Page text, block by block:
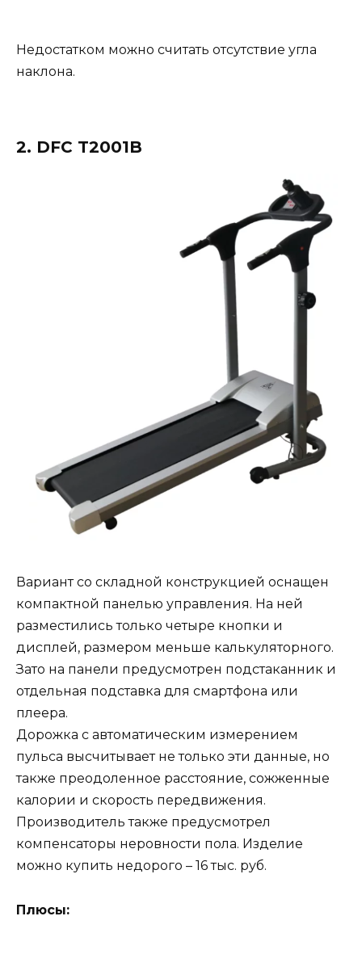
Недостатком можно считать отсутствие угла
наклона.
2. DFC T2001B
Вариант со складной конструкцией оснащен
компактной панелью управления. На ней
разместились только четыре кнопки и
дисплей, размером меньше калькуляторного.
Зато на панели предусмотрен подстаканник и
отдельная подставка для смартфона или
плеера.
Дорожка с автоматическим измерением
пульса высчитывает не только эти данные, но
также преодоленное расстояние, сожженные
калории и скорость передвижения.
Производитель также предусмотрел
компенсаторы неровности пола. Изделие
можно купить недорого – 16 тыс. руб.
Плюсы: